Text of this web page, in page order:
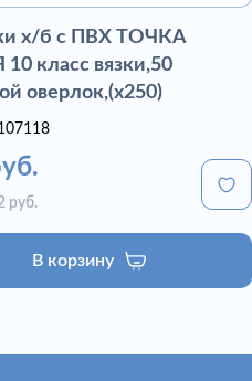
х/б с ПВХ ТОЧКА
класс вязки,50
оверлок,(х250)
руб.
В корзину